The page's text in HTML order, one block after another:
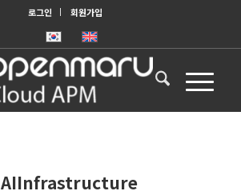
로그인 회원가입
AIInfrastructure